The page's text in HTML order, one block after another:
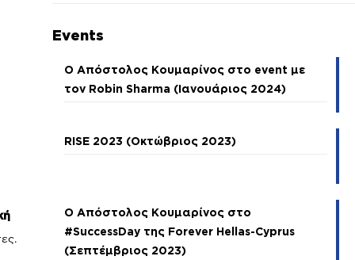
Events
Ο Απόστολος Κουμαρίνος στο event με
τον Robin Sharma (Ιανουάριος 2024)
RISE 2023 (Οκτώβριος 2023)
Ο Απόστολος Κουμαρίνος στο
#SuccessDay της Forever Hellas-Cyprus
(Σεπτέμβριος 2023)